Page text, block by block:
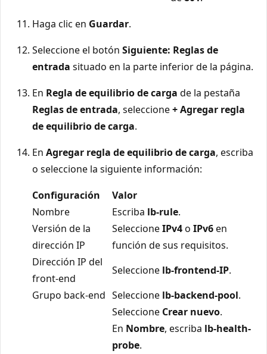
Haga clic en Guardar.
Seleccione el botón Siguiente: Reglas de
entrada situado en la parte inferior de la página.
En Regla de equilibrio de carga de la pestaña
Reglas de entrada, seleccione+ Agregar regla
de equilibrio de carga.
En Agregar regla de equilibrio de carga, escriba
o seleccione la siguiente información:
Configuración
Valor
Nombre
Escriba lb-rule.
Versión de la
dirección IP
SeleccioneIPv4o IPv6en
función de sus requisitos.
Dirección IP del
front-end
Seleccione lb-frontend-IP.
Grupo back-end Seleccione lb-backend-pool.
Seleccione Crear nuevo.
En Nombre, escriba lb-health-
probe.